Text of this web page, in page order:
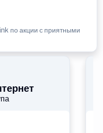
по акции с приятными